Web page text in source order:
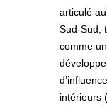
articulé
Sud-Sud,
comme
intérieurs